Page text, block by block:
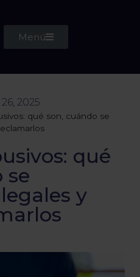
Menú
2025
qué son, cuándo se
qué
se
y